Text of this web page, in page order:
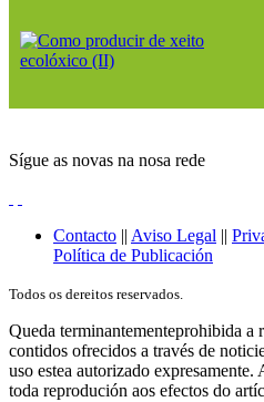
Sígue as novas na nosa rede
Contacto || Aviso Legal ||
Política de Publicación
Todos os dereitos reservados.
Queda terminantementeprohibida
contidos ofrecidos a través de
uso estea autorizado
toda reprodución aos efectos do